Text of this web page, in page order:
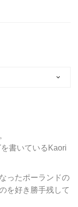
書いているKaori
ったポーランドの
を好き勝手残して